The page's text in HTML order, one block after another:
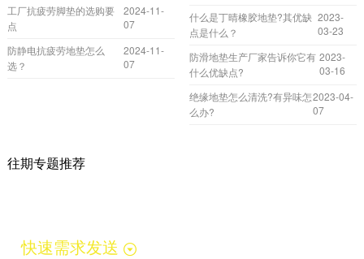
工厂抗疲劳脚垫的选购要
点
2024-11-
07
防静电抗疲劳地垫怎么
选？
2024-11-
07
什么是丁晴橡胶地垫?其优缺
点是什么？
2023-
03-23
防滑地垫生产厂家告诉你它有
什么优缺点?
2023-
03-16
绝缘地垫怎么清洗?有异味怎
么办?
2023-04-
07
往期专题推荐
快速需求发送